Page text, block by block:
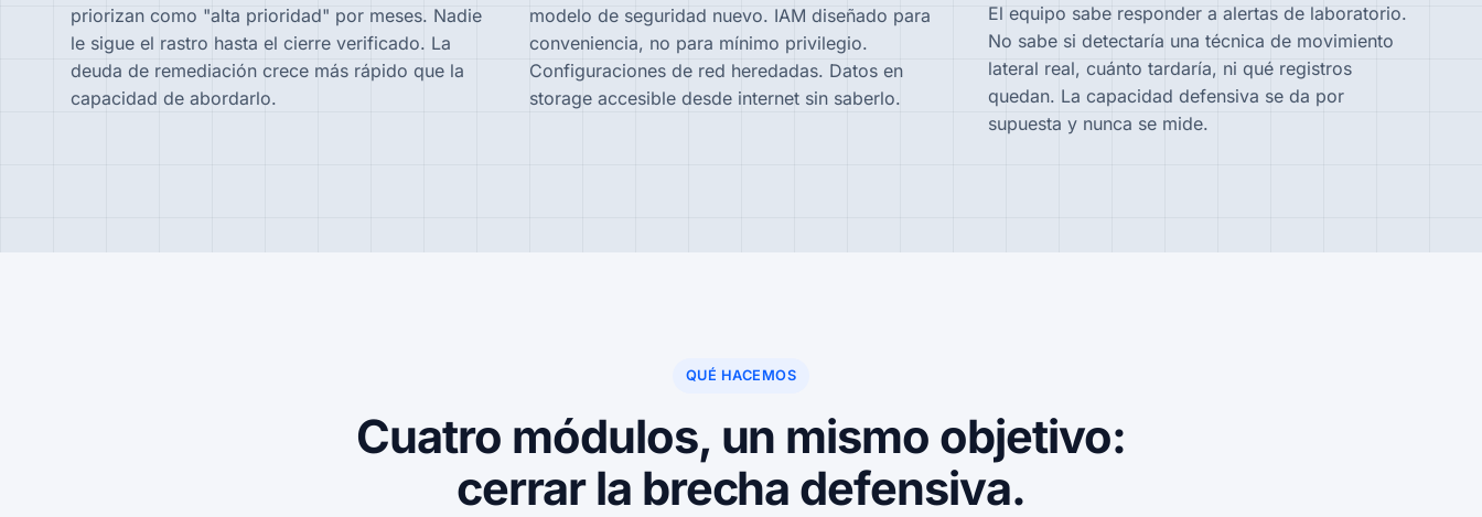
priorizan como "alta prioridad" por meses. Nadie
le sigue el rastro hasta el cierre verificado. La
deuda de remediación crece más rápido que la
capacidad de abordarlo.
modelo de seguridad nuevo. IAM diseñado para
conveniencia, no para mínimo privilegio.
Configuraciones de red heredadas. Datos en
storage accesible desde internet sin saberlo.
El equipo sabe responder a alertas de laboratorio.
No sabe si detectaría una técnica de movimiento
lateral real, cuánto tardaría, ni qué registros
quedan. La capacidad defensiva se da por
supuesta y nunca se mide.
QUÉ HACEMOS
Cuatro módulos, un mismo objetivo:
cerrar la brecha defensiva.